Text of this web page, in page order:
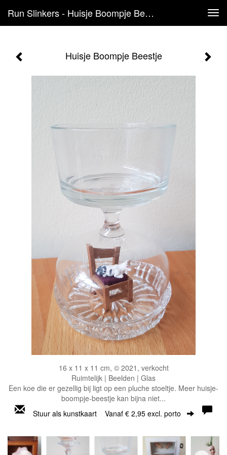
Run Slinkers - Huisje Boompje Beestje
Huisje Boompje Beestje
16 x 11 x 11 cm, © 2021, verkocht
Ruimtelijk | Beelden | Glas
Een koe die er gezellig bij ligt op een pluche stoeltje. Meer huisje-
boompje-beestje kan bijna niet...
Stuur als kunstkaart Vanaf € 2,95 excl. porto